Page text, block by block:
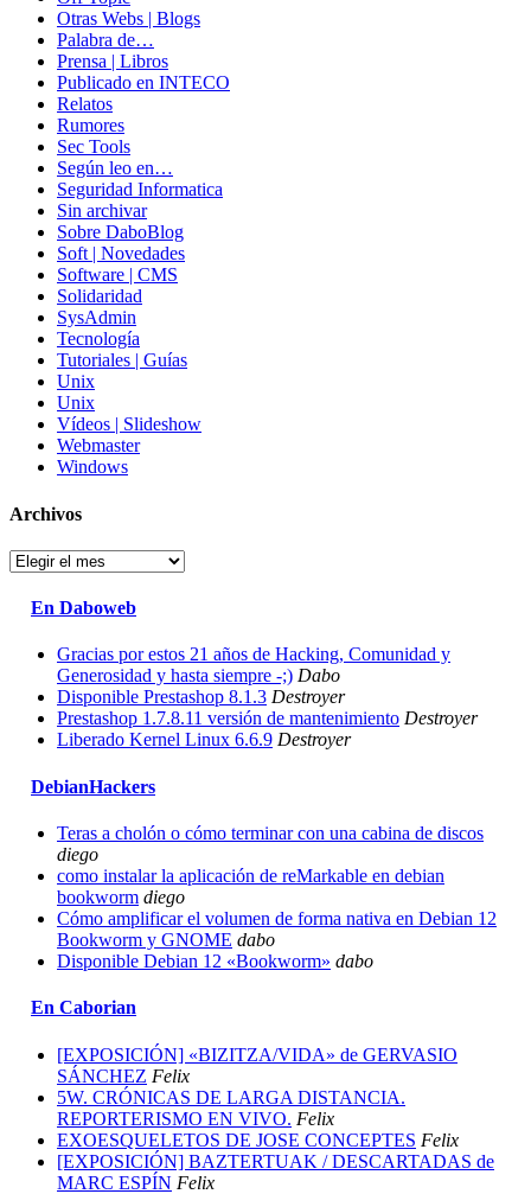
Otras Webs | Blogs
Palabra de…
Prensa | Libros
Publicado en INTECO
Relatos
Rumores
Sec Tools
Según leo en…
Seguridad Informatica
Sin archivar
Sobre DaboBlog
Soft | Novedades
Software | CMS
Solidaridad
SysAdmin
Tecnología
Tutoriales | Guías
Unix
Unix
Vídeos | Slideshow
Webmaster
Windows
Archivos
Archivos
En Daboweb
Gracias por estos 21 años de Hacking, Comunidad y
Generosidad y hasta siempre -;) Dabo
Disponible Prestashop 8.1.3 Destroyer
Prestashop 1.7.8.11 versión de mantenimiento Destroyer
Liberado Kernel Linux 6.6.9 Destroyer
DebianHackers
Teras a cholón o cómo terminar con una cabina de discos
diego
como instalar la aplicación de reMarkable en debian
bookworm diego
Cómo amplificar el volumen de forma nativa en Debian 12
Bookworm y GNOME dabo
Disponible Debian 12 «Bookworm» dabo
En Caborian
[EXPOSICIÓN] «BIZITZA/VIDA» de GERVASIO
SÁNCHEZ Felix
5W. CRÓNICAS DE LARGA DISTANCIA.
REPORTERISMO EN VIVO. Felix
EXOESQUELETOS DE JOSE CONCEPTES Felix
[EXPOSICIÓN] BAZTERTUAK / DESCARTADAS de
MARC ESPÍN Felix